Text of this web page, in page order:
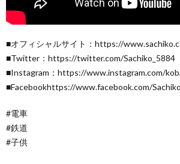
■オフィシャルサイト：https://
■Twitter：https://twitter.com/Sachiko_5884
■Instagram：https://www.instagram.com/
■Facebookhttps://www.facebook.com/
#電車
#鉄道
#子供